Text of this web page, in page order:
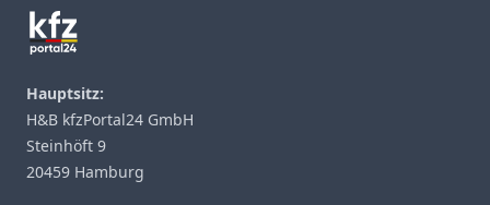
Hauptsitz:
H&B kfzPortal24 GmbH
Steinhöft 9
20459 Hamburg